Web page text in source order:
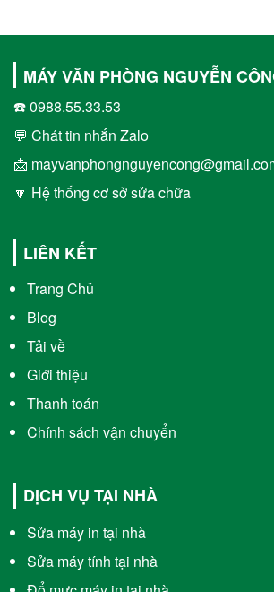
MÁY VĂN PHÒNG NGUYỄN
☎️ 0988.55.33.53
💬 Chát tin nhắn Zalo
📩
🔽 Hệ thống cơ sở sửa chữa
LIÊN KẾT
Trang Chủ
Blog
Tải về
Giới thiệu
Thanh toán
Chính sách vận chuyển
DỊCH VỤ TẠI NHÀ
Sửa máy in tại nhà
Sửa máy tính tại nhà